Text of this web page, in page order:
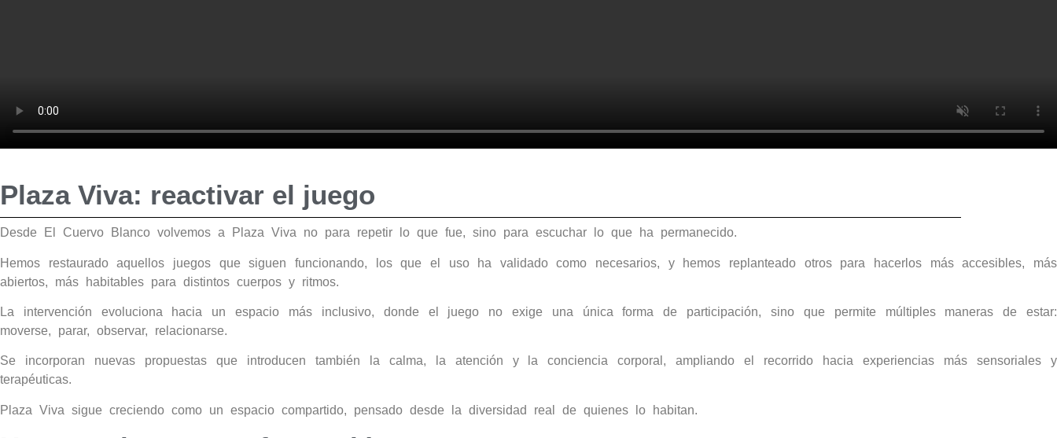
Plaza Viva: reactivar el juego
Desde El Cuervo Blanco volvemos a Plaza Viva no para repetir lo que fue, sino para escuchar lo que ha permanecido.
Hemos restaurado aquellos juegos que siguen funcionando, los que el uso ha validado como necesarios, y hemos replanteado otros para hacerlos más accesibles, más
abiertos, más habitables para distintos cuerpos y ritmos.
La intervención evoluciona hacia un espacio más inclusivo, donde el juego no exige una única forma de participación, sino que permite múltiples maneras de estar:
moverse, parar, observar, relacionarse.
Se incorporan nuevas propuestas que introducen también la calma, la atención y la conciencia corporal, ampliando el recorrido hacia experiencias más sensoriales y
terapéuticas.
Plaza Viva sigue creciendo como un espacio compartido, pensado desde la diversidad real de quienes lo habitan.